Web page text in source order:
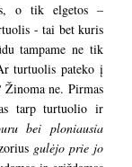
o tik elgetos –
- tai bet kuris
tampame ne tik
turtuolis pateko į
ne. Pirmas
tarp turtuolio ir
bei ploniausia
gulėjo prie jo